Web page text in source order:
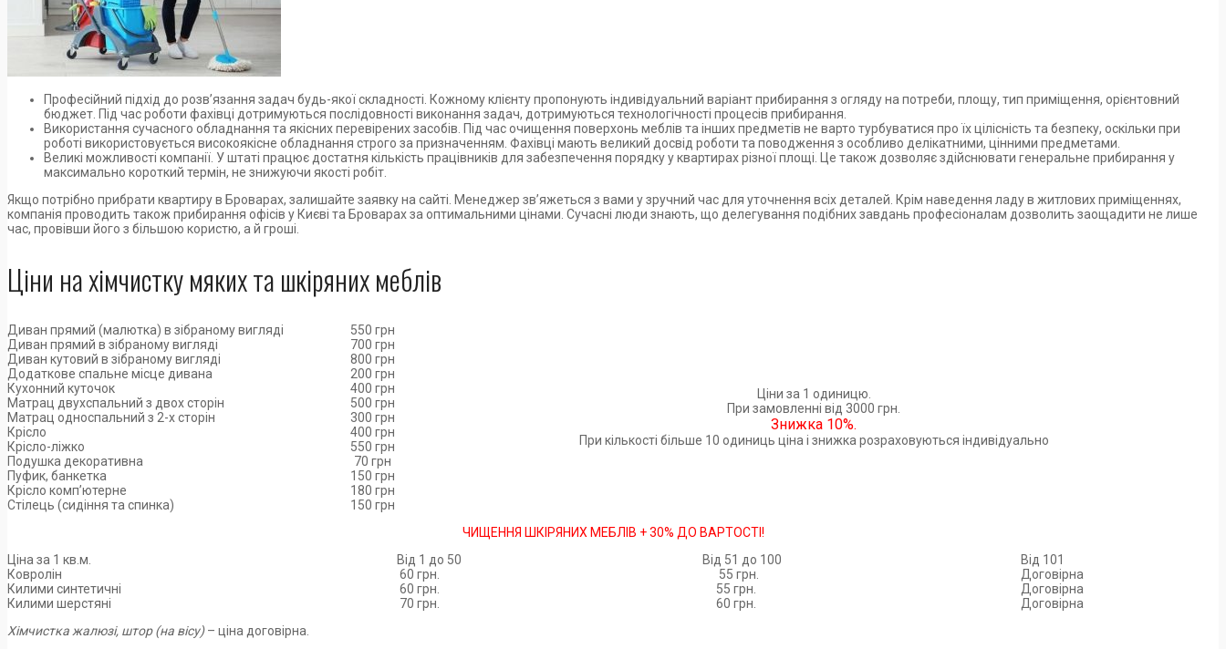
Професійний підхід до розв’язання задач будь-якої складності. Кожному клієнту пропонують індивідуальний варіант прибирання з огляду на потреби, площу, тип приміщення, орієнтовний
бюджет. Під час роботи фахівці дотримуються послідовності виконання задач, дотримуються технологічності процесів прибирання.
Використання сучасного обладнання та якісних перевірених засобів. Під час очищення поверхонь меблів та інших предметів не варто турбуватися про їх цілісність та безпеку, оскільки при
роботі використовується високоякісне обладнання строго за призначенням. Фахівці мають великий досвід роботи та поводження з особливо делікатними, цінними предметами.
Великі можливості компанії. У штаті працює достатня кількість працівників для забезпечення порядку у квартирах різної площі. Це також дозволяє здійснювати генеральне прибирання у
максимально короткий термін, не знижуючи якості робіт.
Якщо потрібно прибрати квартиру в Броварах, залишайте заявку на сайті. Менеджер зв’яжеться з вами у зручний час для уточнення всіх деталей. Крім наведення ладу в житлових приміщеннях,
компанія проводить також прибирання офісів у Києві та Броварах за оптимальними цінами. Сучасні люди знають, що делегування подібних завдань професіоналам дозволить заощадити не лише
час, провівши його з більшою користю, а й гроші.
Ціни на хімчистку мяких та шкіряних меблів
Диван прямий (малютка) в зібраному вигляді 550 грн
Ціни за 1 одиницю.
При замовленні від 3000 грн.
Знижка 10%.
При кількості більше 10 одиниць ціна і знижка розраховуються індивідуально
Диван прямий в зібраному вигляді
700 грн
Диван кутовий в зібраному вигляді
800 грн
Додаткове спальне місце дивана
200 грн
Кухонний куточок
400 грн
Матрац двухспальний з двох сторін
500 грн
Матрац односпальний з 2-х сторін
300 грн
Крісло
400 грн
Крісло-ліжко
550 грн
Подушка декоративна
70 грн
Пуфик, банкетка
150 грн
Крісло комп’ютерне
180 грн
Стілець (сидіння та спинка)
150 грн
ЧИЩЕННЯ ШКІРЯНИХ МЕБЛІВ + 30% ДО ВАРТОСТІ!
Ціна за 1 кв.м.
Від 1 до 50 Від 51 до 100
Від 101
Ковролін
60 грн. 55 грн.
Договірна
Килими синтетичні
60 грн. 55 грн.
Договірна
Килими шерстяні
70 грн. 60 грн.
Договірна
Хімчистка жалюзі, штор (на вісу)– ціна договірна.